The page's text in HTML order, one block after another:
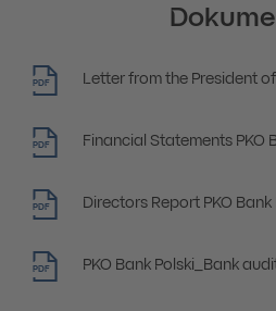
PDF Letter from the President of
PDF Financial Statements PKO
PDF Directors Report PKO Bank
PDF PKO Bank Polski_Bank